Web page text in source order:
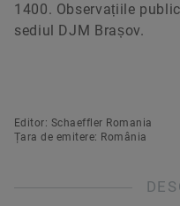
1400. Observațiile
sediul DJM Brașov.
Editor: Schaeffler Romania
Țara de emitere: România